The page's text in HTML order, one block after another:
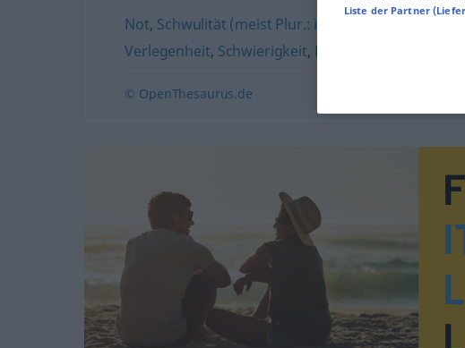
Not, Schwulität (meist Plur.: in Schwulitäten)
Verlegenheit, Schwierigkeit, Klemme (ugs.)
© OpenThesaurus.de
Liste der Partner